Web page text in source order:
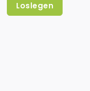
Loslegen